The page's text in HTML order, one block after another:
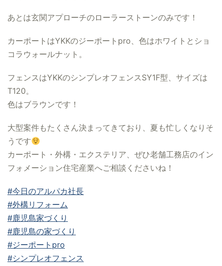
あとは玄関アプローチのローラーストーンのみです！
カーポートはYKKのジーポートpro、色はホワイトとショ
コラウォールナット。
フェンスはYKKのシンプレオフェンスSY1F型、サイズは
T120。
色はブラウンです！
大型案件もたくさん決まってきており、夏も忙しくなりそ
うです
カーポート・外構・エクステリア、ぜひ老舗工務店のイン
フォメーション住宅産業へご相談くださいね！
#今日のアルパカ社長
#外構リフォーム
#鹿児島家づくり
#鹿児島の家づくり
#ジーポートpro
#シンプレオフェンス